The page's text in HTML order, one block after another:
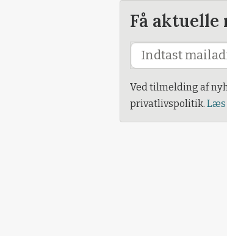
Få
Ved tilmelding af
privatlivspolitik. Læs